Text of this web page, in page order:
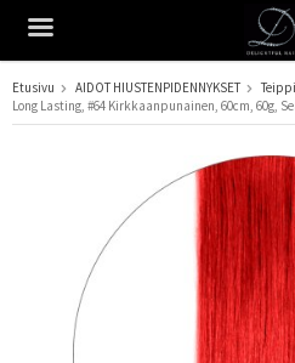
Tuote on lisätty
Etusivu AIDOT HIUSTENPIDENNYKSET
Long Lasting, #64 Kirkkaanpunainen, 60cm, 60g,